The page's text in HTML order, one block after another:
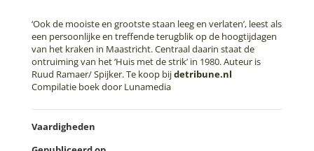
‘Ook de mooiste en grootste staan leeg en verlaten’, leest als
een persoonlijke en treffende terugblik op de hoogtijdagen
van het kraken in Maastricht. Centraal daarin staat de
ontruiming van het ‘Huis met de strik’ in 1980. Auteur is
Ruud Ramaer/ Spijker. Te koop bijdetribune.nl
Compilatie boek door Lunamedia
Vaardigheden